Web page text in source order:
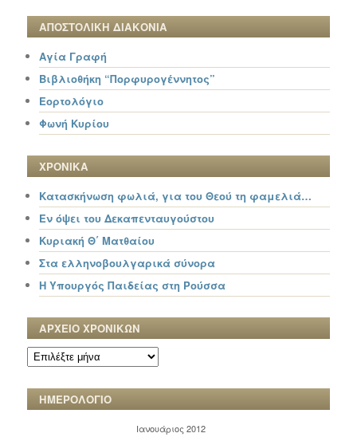
ΑΠΟΣΤΟΛΙΚΗ ΔΙΑΚΟΝΙΑ
Αγία Γραφή
Βιβλιοθήκη “Πορφυρογέννητος”
Εορτολόγιο
Φωνή Κυρίου
ΧΡΟΝΙΚΑ
Κατασκήνωση φωλιά, για του Θεού τη φαμελιά…
Εν όψει του Δεκαπενταυγούστου
Κυριακή Θ΄ Ματθαίου
Στα ελληνοβουλγαρικά σύνορα
Η Υπουργός Παιδείας στη Ρούσσα
ΑΡΧΕΙΟ ΧΡΟΝΙΚΩΝ
ΑΡΧΕΙΟ
ΧΡΟΝΙΚΩΝ
ΗΜΕΡΟΛΟΓΙΟ
Ιανουάριος 2012